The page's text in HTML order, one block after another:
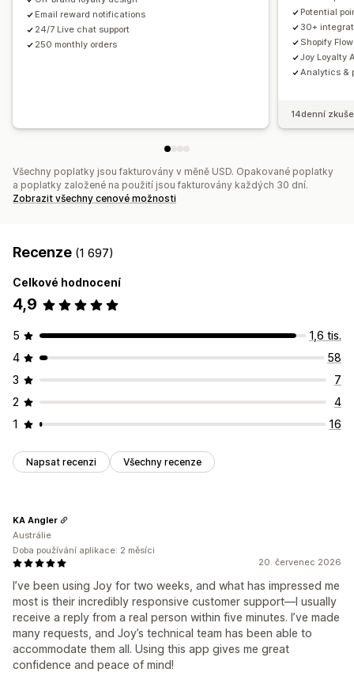
Analytika Rozhraní API a webhooky
Email reward notifications
24/7 Live chat support
250 monthly orders
Potential
30+
Shopify
Joy Loyalty
Analytics &
14denní
Všechny poplatky jsou fakturovány v měně USD. Opakované poplatky
a poplatky založené na použití jsou fakturovány každých 30 dní.
Zobrazit všechny cenové možnosti
Recenze (1 697)
Celkové hodnocení
4,9
5
1,6 tis.
4
58
3
7
2
4
1
16
Napsat recenzi Všechny recenze
20. červenec 2026
I’ve been using Joy for two weeks, and what has impressed me
most is their incredibly responsive customer support—I usually
receive a reply from a real person within five minutes. I’ve made
many requests, and Joy’s technical team has been able to
accommodate them all. Using this app gives me great
confidence and peace of mind!
KA Angler
Austrálie
Doba používání aplikace: 2 měsíci